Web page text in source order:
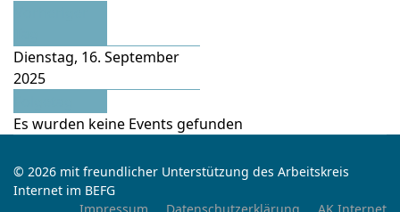
Dienstag, 16. September
2025
Es wurden keine Events gefunden
© 2026 mit freundlicher Unterstützung des Arbeitskreis
Internet im BEFG